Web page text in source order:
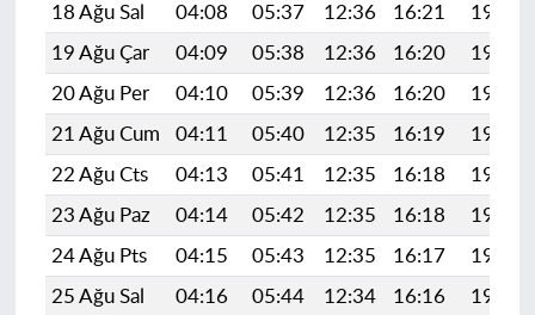
18 Ağu Sal
04:08 05:37 12:36 16:21
19:25
19 Ağu Çar
04:09 05:38 12:36 16:20
19:23
20 Ağu Per
04:10 05:39 12:36 16:20
19:22
21 Ağu Cum
04:11 05:40 12:35 16:19
19:21
22 Ağu Cts
04:13 05:41 12:35 16:18
19:19
23 Ağu Paz
04:14 05:42 12:35 16:18
19:18
24 Ağu Pts
04:15 05:43 12:35 16:17
19:16
25 Ağu Sal
04:16 05:44 12:34 16:16 19:15